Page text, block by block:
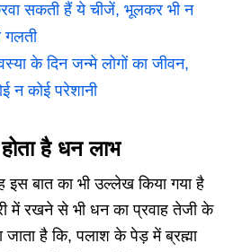
सकती हैं ये चीजें, भूलकर भी न
के दिन जन्मे लोगों का जीवन,
न कोई परेशानी
है धन लाभ
इस बात का भी उल्लेख किया गया है
में रखने से भी धन का प्रवाह तेजी के
जाता है कि, पलाश के पेड़ में ब्रह्मा